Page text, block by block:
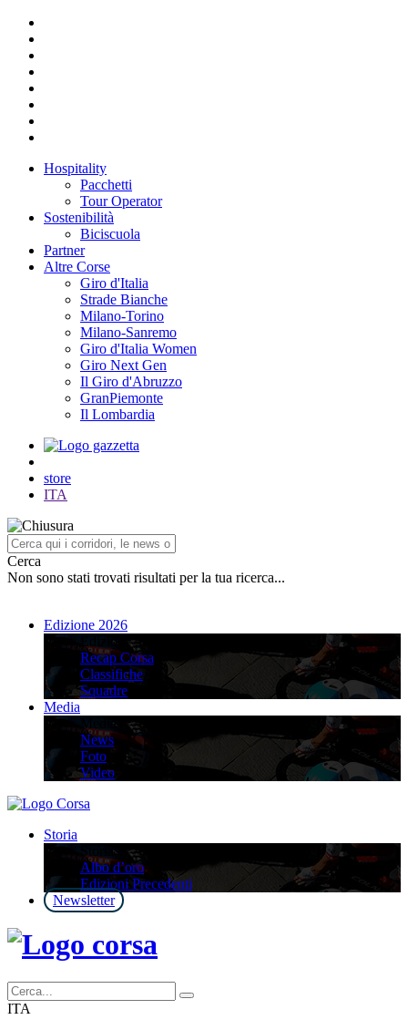
Hospitality
Pacchetti
Tour Operator
Sostenibilità
Biciscuola
Partner
Altre Corse
Giro d'Italia
Strade Bianche
Milano-Torino
Milano-Sanremo
Giro d'Italia Women
Giro Next Gen
Il Giro d'Abruzzo
GranPiemonte
Il Lombardia
store
ITA
Cerca
Non sono stati trovati risultati per la tua ricerca...
Edizione 2026
Edizione 2026
Recap Corsa
Classifiche
Squadre
Media
Media
News
Foto
Video
Storia
Storia
Albo d’oro
Edizioni Precedenti
Newsletter
ITA